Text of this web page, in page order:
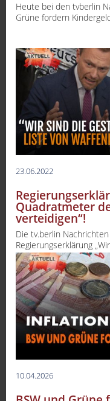
Heute bei den tvberlin
Grüne fordern
23.06.2022
Quadratmeter
verteidigen“!
Die tv.berlin
Regierungserklärung
10.04.2026